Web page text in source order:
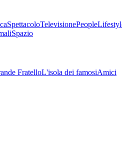
SpettacoloTelevisionePeople
Spazio
FratelloL'isola dei famosiAmici